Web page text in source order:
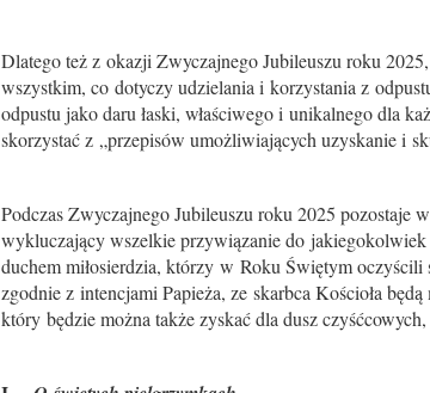
Dlatego też z okazji Zwyczajnego Jubileuszu roku
wszystkim, co dotyczy udzielania i korzystania z
odpustu jako daru łaski, właściwego i unikalnego dla
skorzystać z „przepisów umożliwiających uzyskanie i
Podczas Zwyczajnego Jubileuszu roku 2025
wykluczający wszelkie przywiązanie do jakiegokolwiek
duchem miłosierdzia, którzy w Roku Świętym
zgodnie z intencjami Papieża, ze skarbca Kościoła
który będzie można także zyskać dla dusz